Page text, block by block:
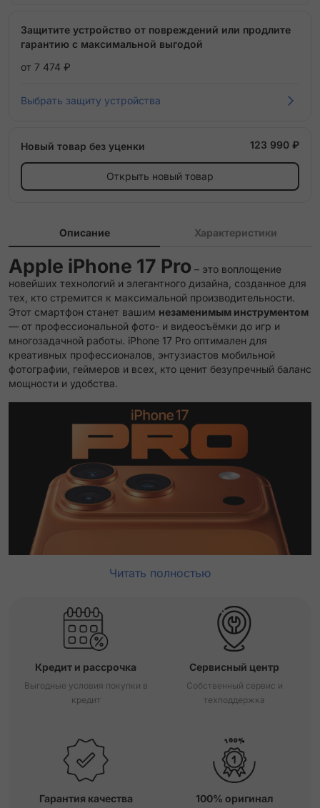
Защитите устройство от повреждений или продлите
гарантию с максимальной выгодой
от 7 474 ₽
Выбрать защиту устройства
Новый товар без уценки 123 990 ₽
Открыть новый товар
Описание Характеристики
Apple iPhone 17 Pro – это воплощение
новейших технологий и элегантного дизайна, созданное для
тех, кто стремится к максимальной производительности.
Этот смартфон станет вашим незаменимым инструментом
— от профессиональной фото- и видеосъёмки до игр и
многозадачной работы. iPhone 17 Pro оптимален для
креативных профессионалов, энтузиастов мобильной
фотографии, геймеров и всех, кто ценит безупречный баланс
мощности и удобства.
Читать полностью
Кредит и рассрочка
Выгодные условия покупки в
кредит
Сервисный центр
Собственный сервис и
техподдержка
Гарантия качества 100% оригинал